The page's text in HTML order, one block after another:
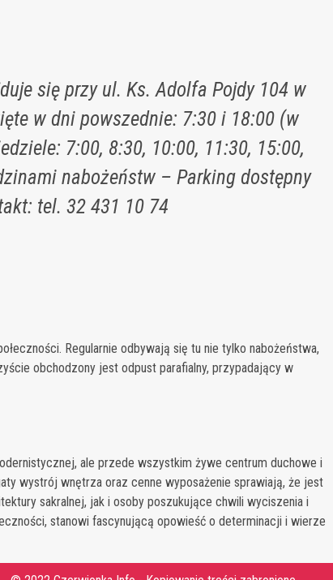
się przy ul. Ks. Adolfa Pojdy 104 w
w dni powszednie: 7:30 i 18:00 (w
7:00, 8:30, 10:00, 11:30, 15:00,
nabożeństw – Parking dostępny
tel. 32 431 10 74
Regularnie odbywają się tu nie tylko nabożeństwa,
obchodzony jest odpust parafialny, przypadający w
ale przede wszystkim żywe centrum duchowe i
wystrój wnętrza oraz cenne wyposażenie sprawiają, że jest
sakralnej, jak i osoby poszukujące chwili wyciszenia i
stanowi fascynującą opowieść o determinacji i wierze